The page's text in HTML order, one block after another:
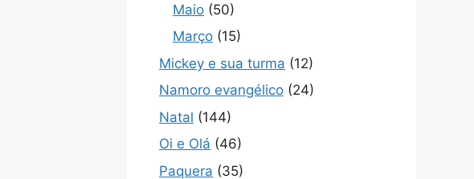
Maio (50)
Março (15)
Mickey e sua turma (12)
Namoro evangélico (24)
Natal (144)
Oi e Olá (46)
Paquera (35)